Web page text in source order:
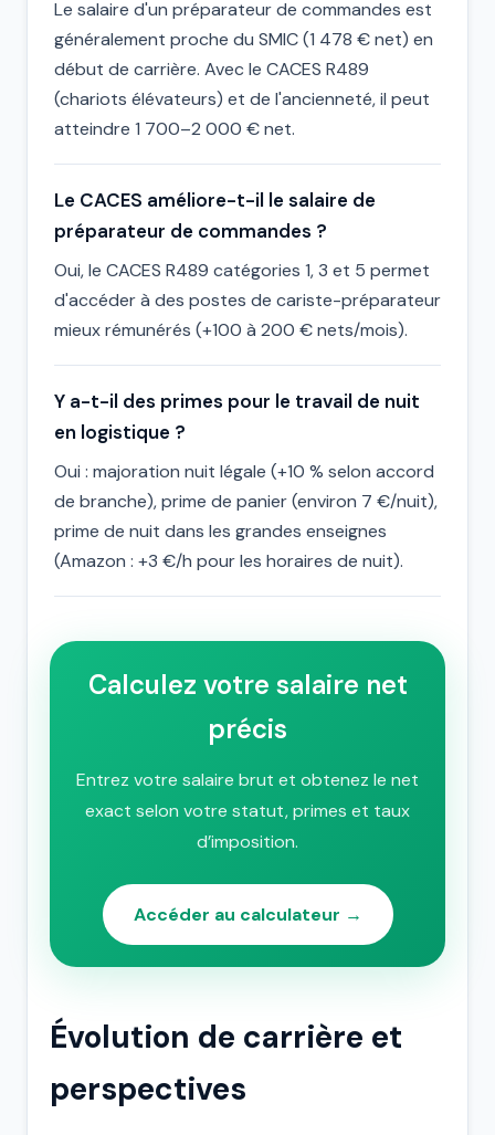
Le salaire d'un préparateur de commandes est
généralement proche du SMIC (1 478 € net) en
début de carrière. Avec le CACES R489
(chariots élévateurs) et de l'ancienneté, il peut
atteindre 1 700–2 000 € net.
Le CACES améliore-t-il le salaire de
préparateur de commandes ?
Oui, le CACES R489 catégories 1, 3 et 5 permet
d'accéder à des postes de cariste-préparateur
mieux rémunérés (+100 à 200 € nets/mois).
Y a-t-il des primes pour le travail de nuit
en logistique ?
Oui : majoration nuit légale (+10 % selon accord
de branche), prime de panier (environ 7 €/nuit),
prime de nuit dans les grandes enseignes
(Amazon : +3 €/h pour les horaires de nuit).
Calculez votre salaire net
précis
Entrez votre salaire brut et obtenez le net
exact selon votre statut, primes et taux
d’imposition.
Accéder au calculateur →
Évolution de carrière et
perspectives